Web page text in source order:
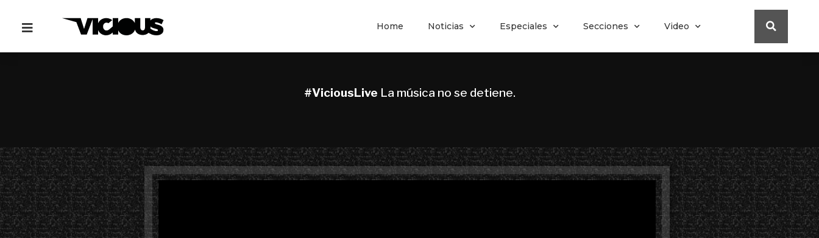
Home Noticias Especiales Secciones Video
#ViciousLive La música no se detiene.